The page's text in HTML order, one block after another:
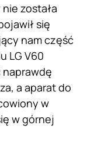
została
się
nam część
LG V60
naprawdę
a aparat do
w
w górnej